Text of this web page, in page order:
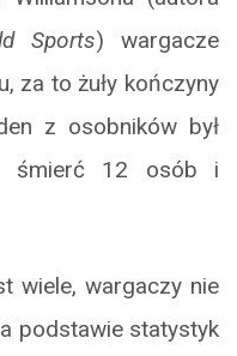
Sports) wargacze
za to żuły kończyny
z osobników był
śmierć 12 osób i
wiele, wargaczy nie
podstawie statystyk